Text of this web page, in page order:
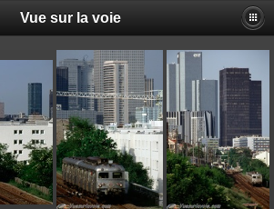
Vue sur la voie